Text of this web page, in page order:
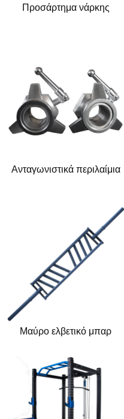
Προσάρτημα νάρκης
Ανταγωνιστικά περιλαίμια
Μαύρο ελβετικό μπαρ